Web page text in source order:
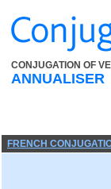
CONJUGATION OF
ANNUALISER
FRENCH